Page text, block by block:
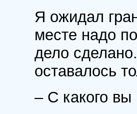
Я ожидал
месте надо
дело
оставалось
– С какого вы